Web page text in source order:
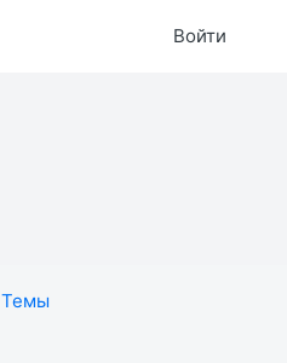
Войти
Темы